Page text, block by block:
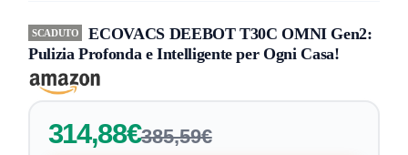
SCADUTO
ECOVACS DEEBOT T30C OMNI Gen2:
Pulizia Profonda e Intelligente per Ogni Casa!
314,88€385,59€